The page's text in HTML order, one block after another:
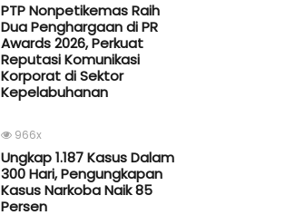
PTP Nonpetikemas Raih
Dua Penghargaan di PR
Awards 2026, Perkuat
Reputasi Komunikasi
Korporat di Sektor
Kepelabuhanan
966x
Ungkap 1.187 Kasus Dalam
300 Hari, Pengungkapan
Kasus Narkoba Naik 85
Persen